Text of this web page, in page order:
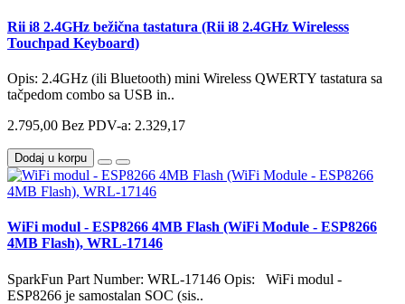
Rii i8 2.4GHz bežična tastatura (Rii i8 2.4GHz Wirelesss
Touchpad Keyboard)
Opis: 2.4GHz (ili Bluetooth) mini Wireless QWERTY tastatura sa
tačpedom combo sa USB in..
2.795,00 Bez PDV-a: 2.329,17
Dodaj u korpu
WiFi modul - ESP8266 4MB Flash (WiFi Module - ESP8266
4MB Flash), WRL-17146
SparkFun Part Number: WRL-17146 Opis: WiFi modul -
ESP8266 je samostalan SOC (sis..